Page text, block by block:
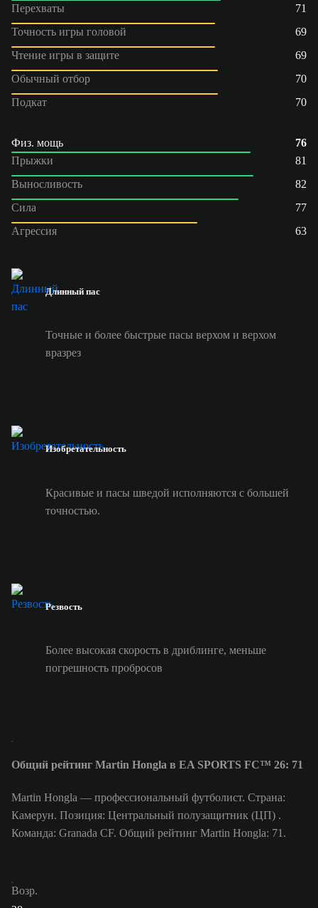
Перехваты
71
Точность игры головой
69
Чтение игры в защите
69
Обычный отбор
70
Подкат
70
Физ. мощь
76
Прыжки
81
Выносливость
82
Сила
77
Агрессия
63
Длинный пас
Точные и более быстрые пасы верхом и верхом
вразрез
Изобретательность
Красивые и пасы шведой исполняются с большей
точностью.
Резвость
Более высокая скорость в дриблинге, меньше
погрешность пробросов
Общий рейтинг Martin Hongla в EA SPORTS FC™ 26: 71
Martin Hongla — профессиональный футболист. Страна:
Камерун. Позиция: Центральный полузащитник (ЦП) .
Команда: Granada CF. Общий рейтинг Martin Hongla: 71.
Возр.